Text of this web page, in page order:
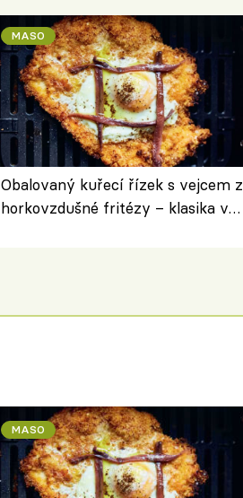
MASO
Obalovaný kuřecí řízek s vejcem z
horkovzdušné fritézy – klasika v
MASO